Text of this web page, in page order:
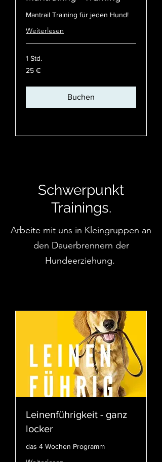
Mantrail Training für jeden Hund!
Weiterlesen
1 Std.
25
Euro
25 €
Buchen
Schwerpunkt
Trainings.
Arbeite mit uns in Kleingruppen an
den Dauerbrennern der
Hundeerziehung.
Leinenführigkeit - ganz
locker
das 4 Wochen Programm